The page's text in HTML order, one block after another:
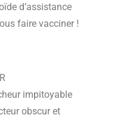
d’assistance
faire vacciner !
impitoyable
obscur et